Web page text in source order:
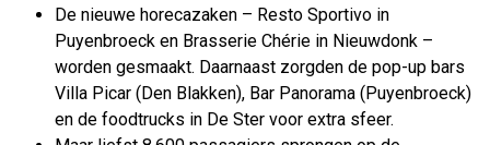
De nieuwe horecazaken – Resto Sportivo in
Puyenbroeck en Brasserie Chérie in Nieuwdonk –
worden gesmaakt. Daarnaast zorgden de pop-up bars
Villa Picar (Den Blakken), Bar Panorama (Puyenbroeck)
en de foodtrucks in De Ster voor extra sfeer.